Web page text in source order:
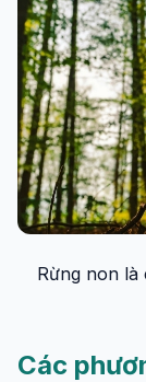
Rừng non là
Các